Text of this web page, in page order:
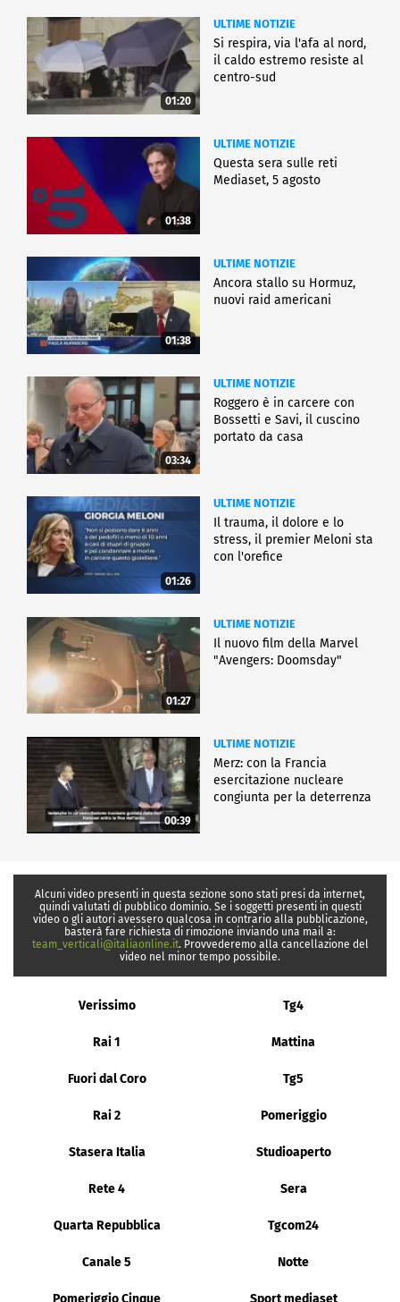
01:20
ULTIME NOTIZIE
Si respira, via l'afa al nord,
il caldo estremo resiste al
centro-sud
01:38
ULTIME NOTIZIE
Questa sera sulle reti
Mediaset, 5 agosto
01:38
ULTIME NOTIZIE
Ancora stallo su Hormuz,
nuovi raid americani
03:34
ULTIME NOTIZIE
Roggero è in carcere con
Bossetti e Savi, il cuscino
portato da casa
01:26
ULTIME NOTIZIE
Il trauma, il dolore e lo
stress, il premier Meloni sta
con l'orefice
01:27
ULTIME NOTIZIE
Il nuovo film della Marvel
"Avengers: Doomsday"
00:39
ULTIME NOTIZIE
Merz: con la Francia
esercitazione nucleare
congiunta per la deterrenza
Alcuni video presenti in questa sezione sono stati presi da internet,
quindi valutati di pubblico dominio. Se i soggetti presenti in questi
video o gli autori avessero qualcosa in contrario alla pubblicazione,
basterà fare richiesta di rimozione inviando una mail a:
team_verticali@italiaonline.it. Provvederemo alla cancellazione del
video nel minor tempo possibile.
Verissimo Tg4
Rai 1 Mattina
Fuori dal Coro Tg5
Rai 2 Pomeriggio
Stasera Italia Studioaperto
Rete 4 Sera
Quarta Repubblica Tgcom24
Canale 5 Notte
Pomeriggio Cinque Sport mediaset